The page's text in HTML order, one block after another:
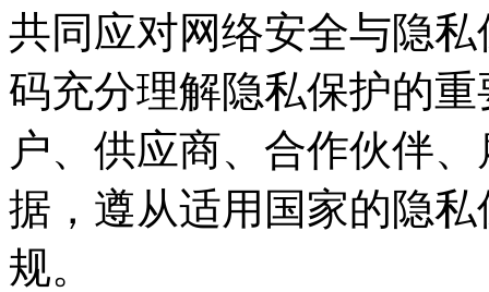
共同应对网络安全与隐
码充分理解隐私保护的重要
户、供应商、合作伙
据，遵从适用国家的
规。